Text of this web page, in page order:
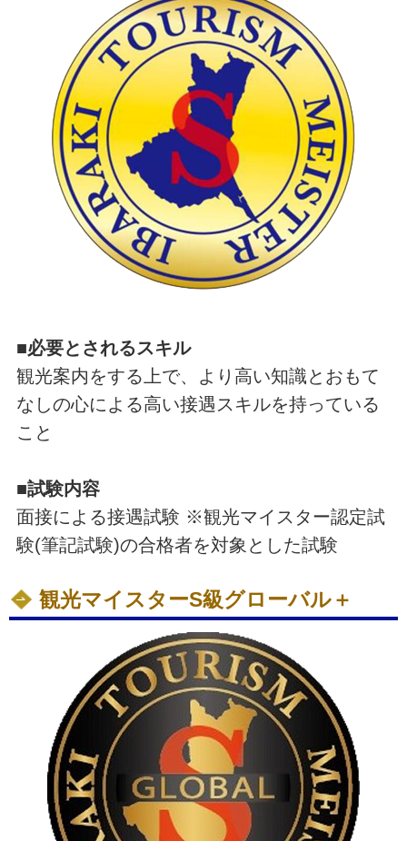
■必要とされるスキル
観光案内をする上で、より高い知識とおもて
なしの心による高い接遇スキルを持っている
こと
■試験内容
面接による接遇試験 ※観光マイスター認定試
験(筆記試験)の合格者を対象とした試験
観光マイスターS級グローバル＋